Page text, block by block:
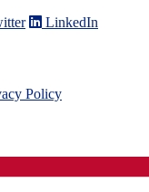
LinkedIn
Policy